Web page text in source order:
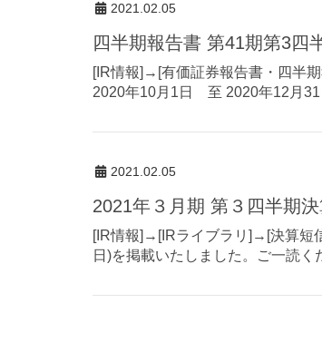
2021.02.05
四半期報告書 第41期第3
[IR情報]→[有価証券報告書・四半
2020年10月1日 至 2020年12月31
2021.02.05
2021年３月期 第３四半期
[IR情報]→[IRライブラリ]→[決算短
日)を掲載いたしました。ご一読